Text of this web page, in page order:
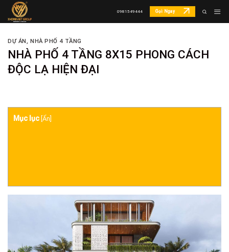
Skip
0981549444 Gọi Ngay
DỰ ÁN, NHÀ PHỐ 4 TẦNG
NHÀ PHỐ 4 TẦNG 8X15 PHONG CÁCH
ĐỘC LẠ HIỆN ĐẠI
Mục lục Ẩn